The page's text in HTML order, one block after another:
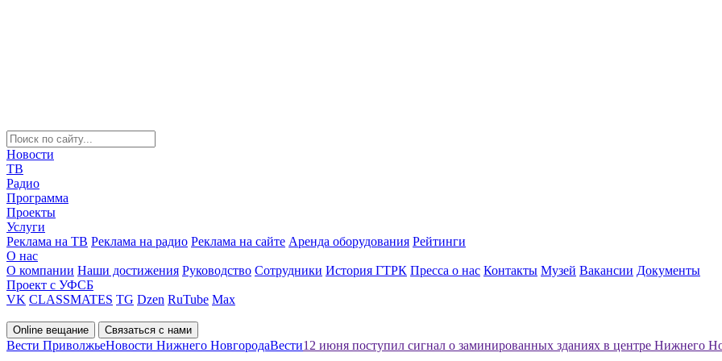
Новости
ТВ
Радио
Программа
Проекты
Услуги
Реклама на ТВ Реклама на радио Реклама на сайте Аренда оборудования Рейтинги
О нас
О компании Наши достижения Руководство Сотрудники История ГТРК Пресса о нас Контакты Музей Вакансии Документы
Проект с УФСБ
VK CLASSMATES TG Dzen RuTube Max
Online вещание Связаться с нами
Вести ПриволжьеНовости Нижнего НовгородаВести12 июня поступил сигнал о заминированных зданиях в центре Нижнего